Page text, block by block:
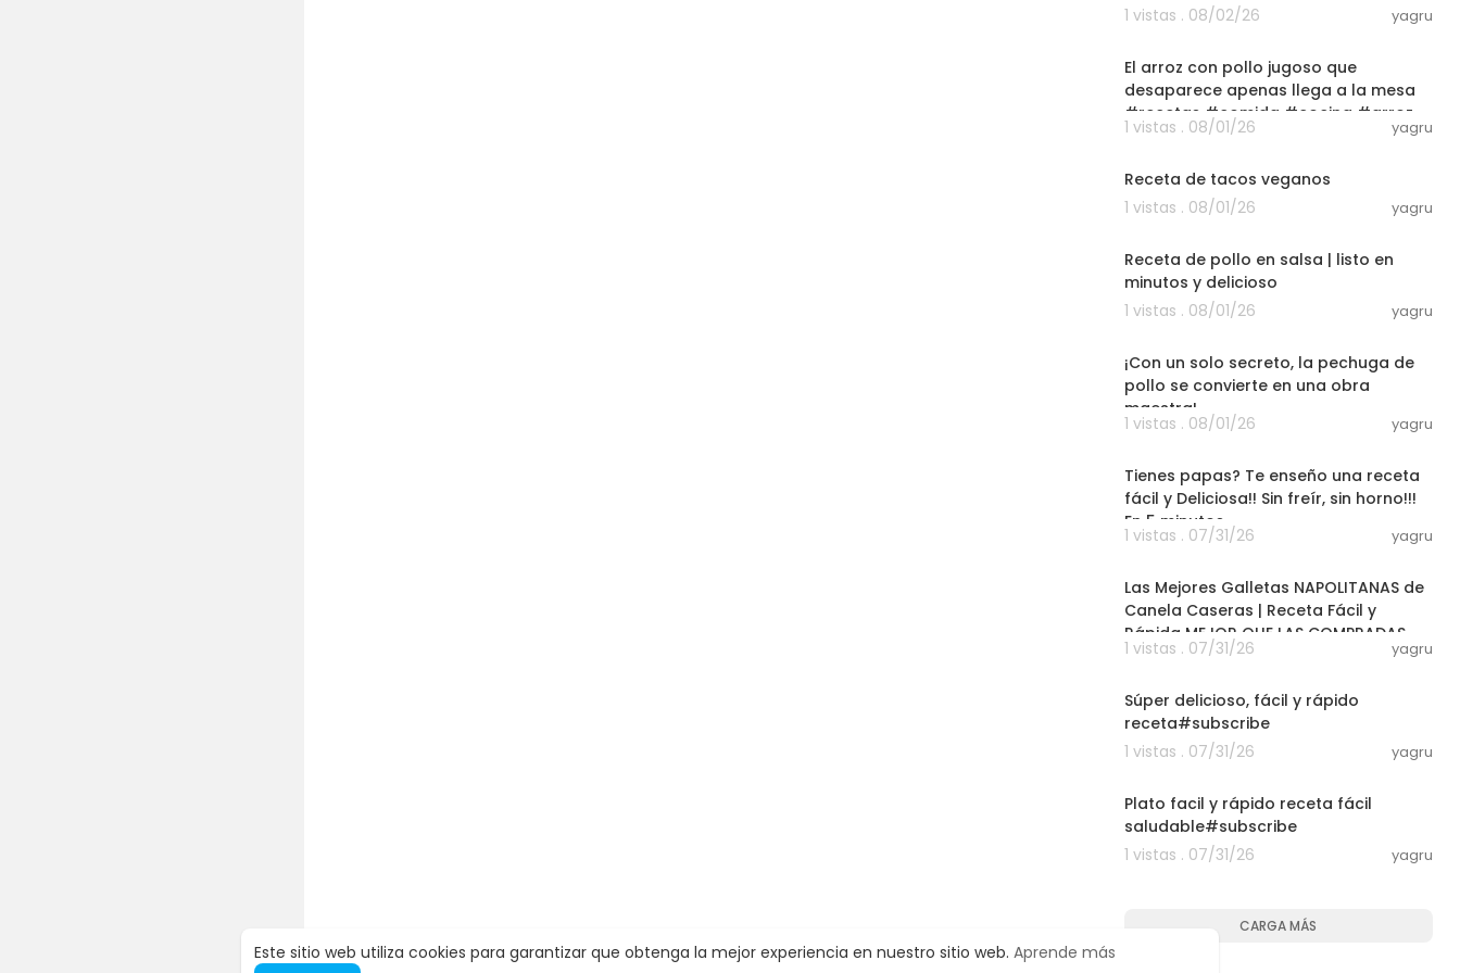
Este sitio web utiliza cookies para garantizar que obtenga la mejor experiencia en nuestro sitio web. Aprende más
1 vistas . 08/02/26
yagru
El arroz con pollo jugoso que
desaparece apenas llega a la mesa
#recetas #comida #cocina #arroz
1 vistas . 08/01/26 yagru
Receta de tacos veganos
1 vistas . 08/01/26
yagru
Receta de pollo en salsa | listo en
minutos y delicioso
1 vistas . 08/01/26
yagru
¡Con un solo secreto, la pechuga de
pollo se convierte en una obra
maestra!
1 vistas . 08/01/26 yagru
Tienes papas? Te enseño una receta
fácil y Deliciosa!! Sin freír, sin horno!!!
En 5 minutos
1 vistas . 07/31/26 yagru
Las Mejores Galletas NAPOLITANAS de
Canela Caseras | Receta Fácil y
Rápida MEJOR QUE LAS COMPRADAS
1 vistas . 07/31/26 yagru
Súper delicioso, fácil y rápido
receta#subscribe
1 vistas . 07/31/26
yagru
Plato facil y rápido receta fácil
saludable#subscribe
1 vistas . 07/31/26
yagru
CARGA MÁS